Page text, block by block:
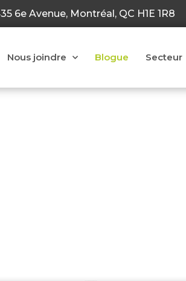
6e Avenue, Montréal, QC H1E 1R8
Nous joindre Blogue Secteur